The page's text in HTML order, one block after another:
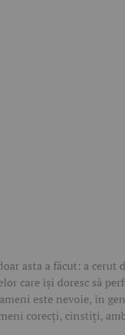
asta a făcut: a cerut
care își doresc să
este nevoie, în
corecți, cinstiți,